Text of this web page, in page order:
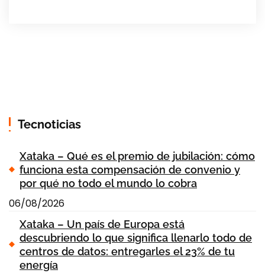
Tecnoticias
Xataka – Qué es el premio de jubilación: cómo
funciona esta compensación de convenio y
por qué no todo el mundo lo cobra
06/08/2026
Xataka – Un país de Europa está
descubriendo lo que significa llenarlo todo de
centros de datos: entregarles el 23% de tu
energía